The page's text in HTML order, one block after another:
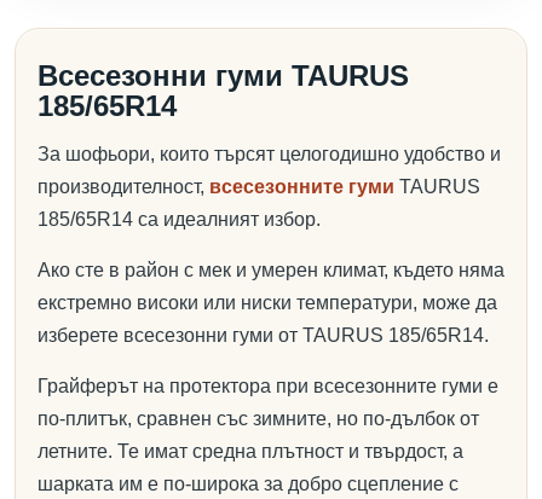
Всесезонни гуми TAURUS
185/65R14
За шофьори, които търсят целогодишно удобство и
производителност, всесезонните гуми TAURUS
185/65R14 са идеалният избор.
Ако сте в район с мек и умерен климат, където няма
екстремно високи или ниски температури, може да
изберете всесезонни гуми от TAURUS 185/65R14.
Грайферът на протектора при всесезонните гуми е
по-плитък, сравнен със зимните, но по-дълбок от
летните. Те имат средна плътност и твърдост, а
шарката им е по-широка за добро сцепление с